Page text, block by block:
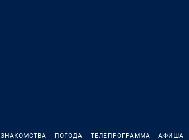
ЗНАКОМСТВА ПОГОДА ТЕЛЕПРОГРАММА АФИША